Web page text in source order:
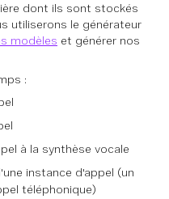
dont ils sont stockés
utiliserons le générateur
modèles et générer nos
:
à la synthèse vocale
instance d'appel (un
téléphonique)